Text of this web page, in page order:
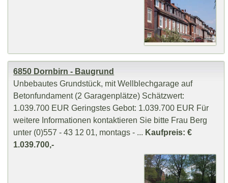
6850 Dornbirn - Baugrund
Unbebautes Grundstück, mit Wellblechgarage auf
Betonfundament (2 Garagenplätze) Schätzwert:
1.039.700 EUR Geringstes Gebot: 1.039.700 EUR Für
weitere Informationen kontaktieren Sie bitte Frau Berg
unter (0)557 - 43 12 01, montags - ... Kaufpreis: €
1.039.700,-